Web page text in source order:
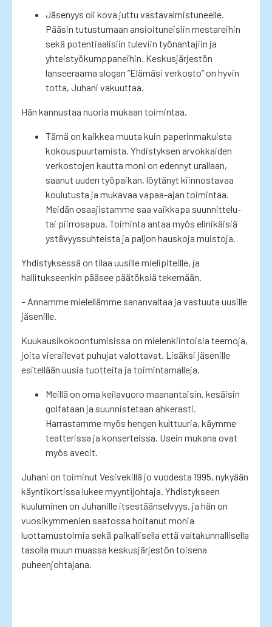
Jäsenyys oli kova juttu vastavalmistuneelle.
Pääsin tutustumaan ansioituneisiin mestareihin
sekä potentiaalisiin tuleviin työnantajiin ja
yhteistyökumppaneihin. Keskusjärjestön
lanseeraama slogan ”Elämäsi verkosto” on hyvin
totta, Juhani vakuuttaa.
Hän kannustaa nuoria mukaan toimintaa.
Tämä on kaikkea muuta kuin paperinmakuista
kokouspuurtamista. Yhdistyksen arvokkaiden
verkostojen kautta moni on edennyt urallaan,
saanut uuden työpaikan, löytänyt kiinnostavaa
koulutusta ja mukavaa vapaa-ajan toimintaa.
Meidän osaajistamme saa vaikkapa suunnittelu-
tai piirrosapua. Toiminta antaa myös elinikäisiä
ystävyyssuhteista ja paljon hauskoja muistoja.
Yhdistyksessä on tilaa uusille mielipiteille, ja
hallitukseenkin pääsee päätöksiä tekemään.
– Annamme mielellämme sananvaltaa ja vastuuta uusille
jäsenille.
Kuukausikokoontumisissa on mielenkiintoisia teemoja,
joita vierailevat puhujat valottavat. Lisäksi jäsenille
esitellään uusia tuotteita ja toimintamalleja.
Meillä on oma keilavuoro maanantaisin, kesäisin
golfataan ja suunnistetaan ahkerasti.
Harrastamme myös hengen kulttuuria, käymme
teatterissa ja konserteissa. Usein mukana ovat
myös avecit.
Juhani on toiminut Vesivekillä jo vuodesta 1995, nykyään
käyntikortissa lukee myyntijohtaja. Yhdistykseen
kuuluminen on Juhanille itsestäänselvyys, ja hän on
vuosikymmenien saatossa hoitanut monia
luottamustoimia sekä paikallisella että valtakunnallisella
tasolla muun muassa keskusjärjestön toisena
puheenjohtajana.